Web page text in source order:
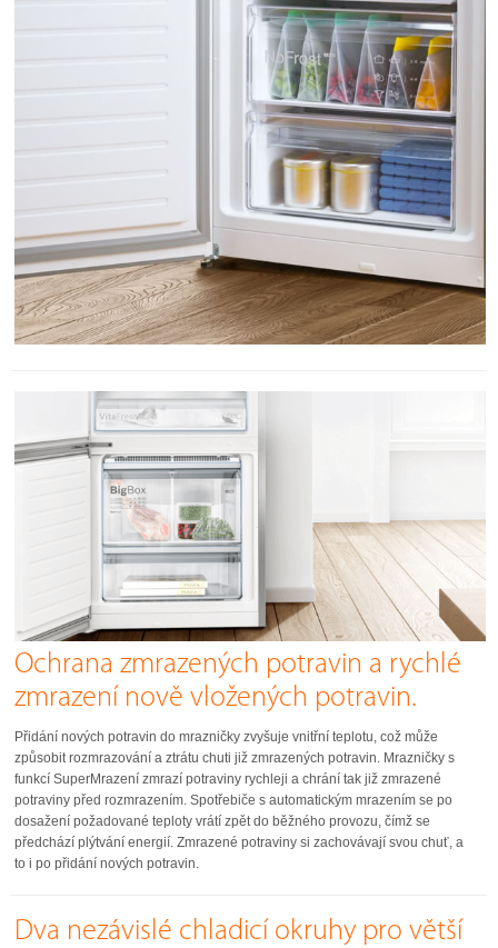
Ochrana zmrazených potravin a rychlé
zmrazení nově vložených potravin.
Přidání nových potravin do mrazničky zvyšuje vnitřní teplotu, což může
způsobit rozmrazování a ztrátu chuti již zmrazených potravin. Mrazničky s
funkcí SuperMrazení zmrazí potraviny rychleji a chrání tak již zmrazené
potraviny před rozmrazením. Spotřebiče s automatickým mrazením se po
dosažení požadované teploty vrátí zpět do běžného provozu, čímž se
předchází plýtvání energií. Zmrazené potraviny si zachovávají svou chuť, a
to i po přidání nových potravin.
Dva nezávislé chladicí okruhy pro větší